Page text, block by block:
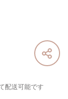
配送可能です